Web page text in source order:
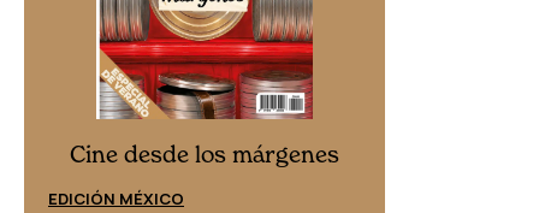
Cine desde los márgenes
EDICIÓN MÉXICO